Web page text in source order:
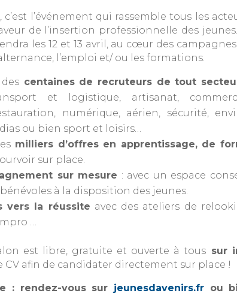
c’est l’événement qui rassemble tous les
de l’insertion professionnelle des
les 12 et 13 avril, au cœur des
l’emploi et/ ou les formations.
centaines de recruteurs de tout
et logistique, artisanat,
numérique, aérien, sécurité,
ou bien sport et loisirs…
milliers d’offres en apprentissage, de
sur place.
sur mesure : avec un espace
à la disposition des jeunes.
vers la réussite avec des ateliers de
…
est libre, gratuite et ouverte à tous sur
CV afin de candidater directement sur place !
: rendez-vous sur jeunesdavenirs.fr ou